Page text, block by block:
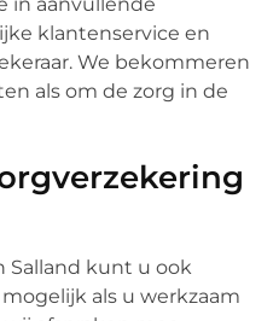
klantenservice en
We bekommeren
als om de zorg in de
Salland kunt u ook
als u werkzaam